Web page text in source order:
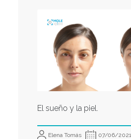
El sueño y la piel.
Elena Tomás 07/06/2021